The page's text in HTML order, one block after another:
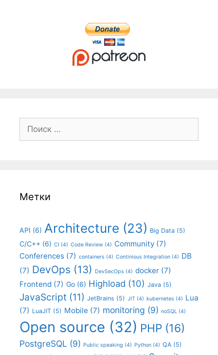
Поиск:
Метки
API (6) Architecture (23) Big Data (5)
C/C++ (6) CI (4) Code Review (4) Community (7)
Conferences (7) containers (4) Continious Integration (4) DB
(7) DevOps (13) DevSecOps (4) docker (7)
Frontend (7) Go (6) Highload (10) Java (5)
JavaScript (11) JetBrains (5) JIT (4) kubernetes (4) Lua
(7) LuaJIT (5) Mobile (7) monitoring (9) noSQL (4)
Open source (32) PHP (16)
PostgreSQL (9) Public speaking (4) Python (4) QA (5)